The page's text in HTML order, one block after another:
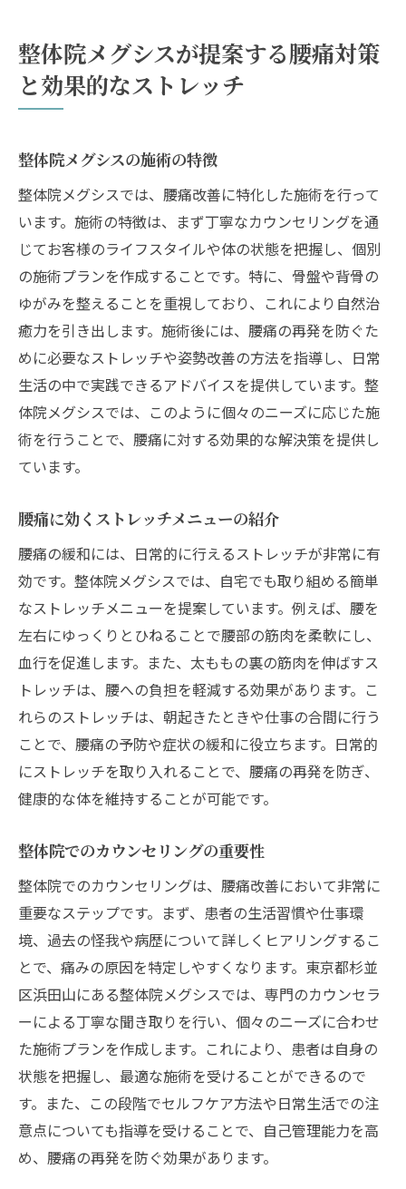
整体院メグシスが提案する腰痛対策
と効果的なストレッチ
整体院メグシスの施術の特徴
整体院メグシスでは、腰痛改善に特化した施術を行って
います。施術の特徴は、まず丁寧なカウンセリングを通
じてお客様のライフスタイルや体の状態を把握し、個別
の施術プランを作成することです。特に、骨盤や背骨の
ゆがみを整えることを重視しており、これにより自然治
癒力を引き出します。施術後には、腰痛の再発を防ぐた
めに必要なストレッチや姿勢改善の方法を指導し、日常
生活の中で実践できるアドバイスを提供しています。整
体院メグシスでは、このように個々のニーズに応じた施
術を行うことで、腰痛に対する効果的な解決策を提供し
ています。
腰痛に効くストレッチメニューの紹介
腰痛の緩和には、日常的に行えるストレッチが非常に有
効です。整体院メグシスでは、自宅でも取り組める簡単
なストレッチメニューを提案しています。例えば、腰を
左右にゆっくりとひねることで腰部の筋肉を柔軟にし、
血行を促進します。また、太ももの裏の筋肉を伸ばすス
トレッチは、腰への負担を軽減する効果があります。こ
れらのストレッチは、朝起きたときや仕事の合間に行う
ことで、腰痛の予防や症状の緩和に役立ちます。日常的
にストレッチを取り入れることで、腰痛の再発を防ぎ、
健康的な体を維持することが可能です。
整体院でのカウンセリングの重要性
整体院でのカウンセリングは、腰痛改善において非常に
重要なステップです。まず、患者の生活習慣や仕事環
境、過去の怪我や病歴について詳しくヒアリングするこ
とで、痛みの原因を特定しやすくなります。東京都杉並
区浜田山にある整体院メグシスでは、専門のカウンセラ
ーによる丁寧な聞き取りを行い、個々のニーズに合わせ
た施術プランを作成します。これにより、患者は自身の
状態を把握し、最適な施術を受けることができるので
す。また、この段階でセルフケア方法や日常生活での注
意点についても指導を受けることで、自己管理能力を高
め、腰痛の再発を防ぐ効果があります。